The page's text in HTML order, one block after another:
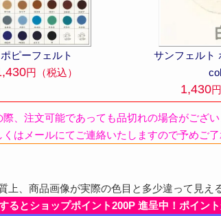
ポピーフェルト
円（税込）
サンフェルト
1,430
、注文可能であっても品切れの場合がござい
はメールにてご連絡いたしますので予めご了
、商品画像が実際の色目と多少違って見え
とショップポイント200P 進呈中！ポイント